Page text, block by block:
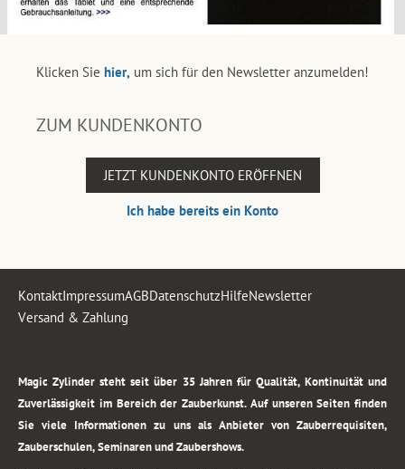
Klicken Sie hier, um sich für den Newsletter anzumelden!
ZUM KUNDENKONTO
JETZT KUNDENKONTO ERÖFFNEN
Ich habe bereits ein Konto
KontaktImpressumAGBDatenschutzHilfeNewsletter
Versand & Zahlung
Magic Zylinder steht seit über 35 Jahren für Qualität, Kontinuität und
Zuverlässigkeit im Bereich der Zauberkunst. Auf unseren Seiten finden
Sie viele Informationen zu uns als Anbieter von Zauberrequisiten,
Zauberschulen, Seminaren und Zaubershows.